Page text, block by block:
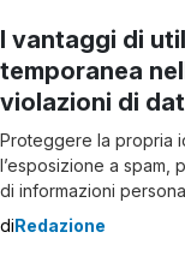
I vantaggi di
temporanea
violazioni di
Proteggere la propria
l’esposizione a spam,
di informazioni
Ogni registrazione
diRedazione